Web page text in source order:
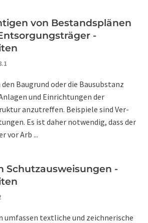
von Bestandsplänen
-
Baugrund oder die Bausubstanz
und Einrichtungen der
anzutreffen. Beispiele sind Ver-
Es ist daher notwendig, dass der
vor Arb ...
Schutzausweisungen -
umfassen textliche und zeichnerische